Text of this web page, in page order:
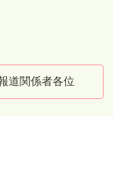
道関係者各位